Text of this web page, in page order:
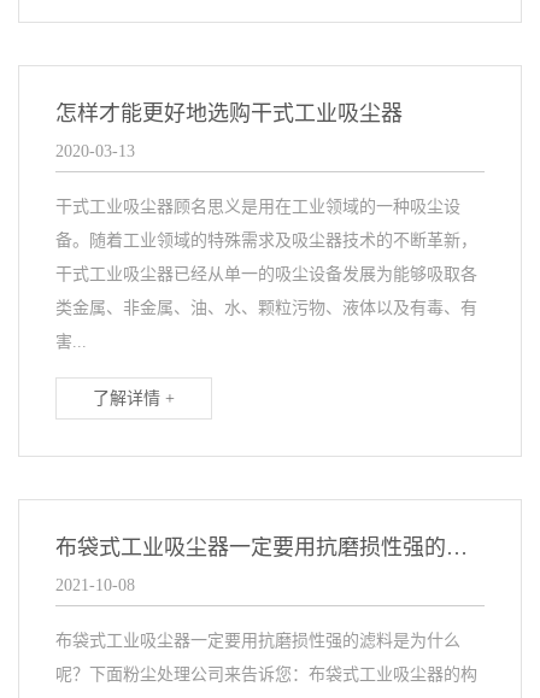
怎样才能更好地选购干式工业吸尘器
2020-03-13
干式工业吸尘器顾名思义是用在工业领域的一种吸尘设
备。随着工业领域的特殊需求及吸尘器技术的不断革新，
干式工业吸尘器已经从单一的吸尘设备发展为能够吸取各
类金属、非金属、油、水、颗粒污物、液体以及有毒、有
害...
了解详情 +
布袋式工业吸尘器一定要用抗磨损性强的滤料
2021-10-08
布袋式工业吸尘器一定要用抗磨损性强的滤料是为什么
呢？下面粉尘处理公司来告诉您：布袋式工业吸尘器的构